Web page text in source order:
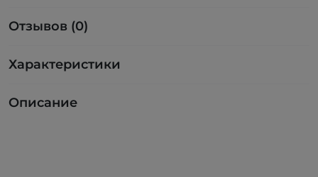
Отзывов (0)
Характеристики
Описание